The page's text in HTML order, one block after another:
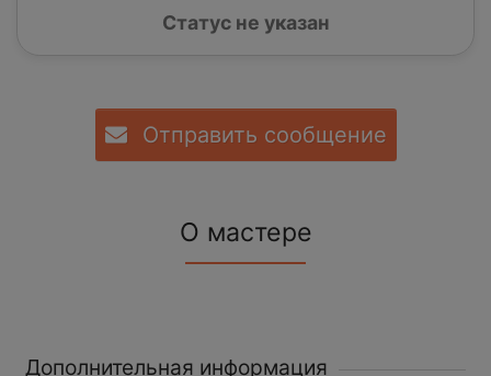
Статус не указан
Отправить сообщение
О мастере
Дополнительная информация